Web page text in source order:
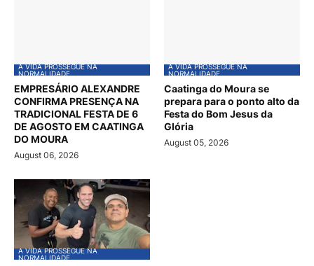
A VIDA PROSSEGUE NA
NORMALIDADE
EMPRESÁRIO ALEXANDRE
CONFIRMA PRESENÇA NA
TRADICIONAL FESTA DE 6
DE AGOSTO EM CAATINGA
DO MOURA
August 06, 2026
A VIDA PROSSEGUE NA
NORMALIDADE
Caatinga do Moura se
prepara para o ponto alto da
Festa do Bom Jesus da
Glória
August 05, 2026
A VIDA PROSSEGUE NA
NORMALIDADE